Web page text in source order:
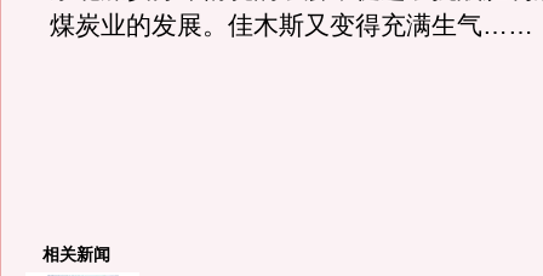
煤炭业的发展。佳木斯又变得充满生气……
相关新闻